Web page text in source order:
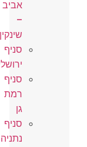
אביב
–
שינקין
סניף
סניף
רמת
גן
סניף
נתניה